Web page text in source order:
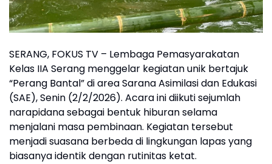
SERANG, FOKUS TV – Lembaga Pemasyarakatan
Kelas IIA Serang menggelar kegiatan unik bertajuk
“Perang Bantal” di area Sarana Asimilasi dan Edukasi
(SAE), Senin (2/2/2026). Acara ini diikuti sejumlah
narapidana sebagai bentuk hiburan selama
menjalani masa pembinaan. Kegiatan tersebut
menjadi suasana berbeda di lingkungan lapas yang
biasanya identik dengan rutinitas ketat.